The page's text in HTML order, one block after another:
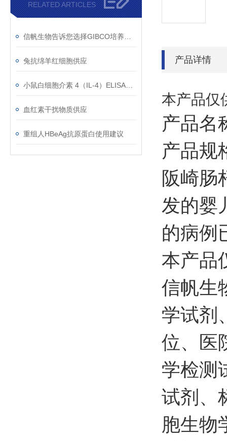
RELATED ARTICLES
兔抗绵羊红细胞供应
血红素干扰物质供应
重组人HBeAg抗原蛋白使用建议
产品详情
本产品仅
产品名
产品规
阪崎肠
发的婴
的病例
本产品
信帆生
学试剂
位、医
学检测
试剂、
胞生物